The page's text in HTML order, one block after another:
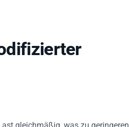
gleichmäßig, was zu geringeren